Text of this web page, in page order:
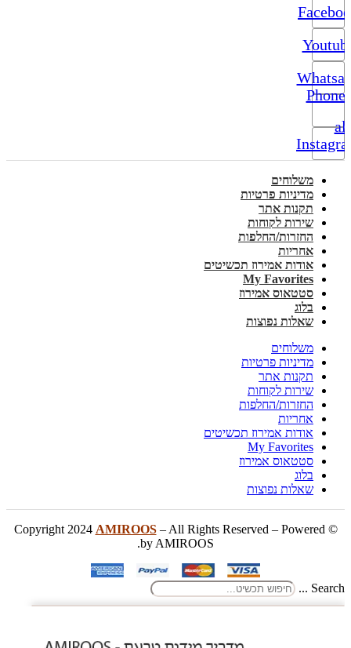
Phone-
alt
משלוחים
מדיניות פרטיות
תקנות אתר
שירות לקוחות
החזרות/החלפות
אחריות
אודות אמירוז תכשיטים
My Favorites
סטטאוס אמירוז
בלוג
שאלות נפוצות
משלוחים
מדיניות פרטיות
תקנות אתר
שירות לקוחות
החזרות/החלפות
אחריות
אודות אמירוז תכשיטים
My Favorites
סטטאוס אמירוז
בלוג
שאלות נפוצות
© Copyright 2024
AMIROOS– All Rights Reserved – Powered
by AMIROOS.
Search ...